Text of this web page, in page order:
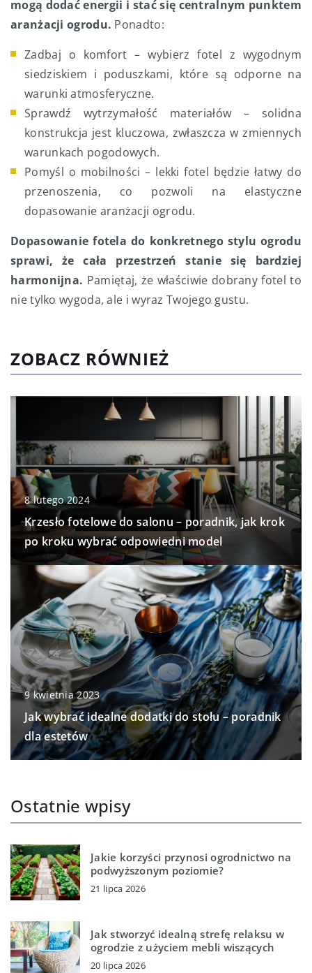
mogą dodać energii i stać się centralnym punktem
aranżacji ogrodu. Ponadto:
Zadbaj o komfort – wybierz fotel z wygodnym
siedziskiem i poduszkami, które są odporne na
warunki atmosferyczne.
Sprawdź wytrzymałość materiałów – solidna
konstrukcja jest kluczowa, zwłaszcza w zmiennych
warunkach pogodowych.
Pomyśl o mobilności – lekki fotel będzie łatwy do
przenoszenia, co pozwoli na elastyczne
dopasowanie aranżacji ogrodu.
Dopasowanie fotela do konkretnego stylu ogrodu
sprawi, że cała przestrzeń stanie się bardziej
harmonijna. Pamiętaj, że właściwie dobrany fotel to
nie tylko wygoda, ale i wyraz Twojego gustu.
ZOBACZ RÓWNIEŻ
8 lutego 2024
Krzesło fotelowe do salonu – poradnik, jak krok
po kroku wybrać odpowiedni model
9 kwietnia 2023
Jak wybrać idealne dodatki do stołu – poradnik
dla estetów
Ostatnie wpisy
Jakie korzyści przynosi ogrodnictwo na
podwyższonym poziomie?
21 lipca 2026
Jak stworzyć idealną strefę relaksu w
ogrodzie z użyciem mebli wiszących
20 lipca 2026